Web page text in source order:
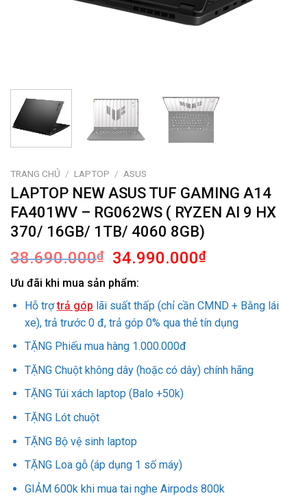
TRANG CHỦ / LAPTOP / ASUS
LAPTOP NEW ASUS TUF GAMING A14
FA401WV – RG062WS ( RYZEN AI 9 HX
370/ 16GB/ 1TB/ 4060 8GB)
38.690.000₫
Giá
gốc
là:
38.690.000₫.
34.990.000₫Giá
là:
34.990.000₫.
Ưu đãi khi mua sản phẩm:
Hỗ trợtrả góp lãi suất thấp (chỉ cần CMND + Bằng lái
xe), trả trước 0 đ, trả góp 0% qua thẻ tín dụng
TẶNG Phiếu mua hàng 1.000.000đ
TẶNG Chuột không dây (hoặc có dây) chính hãng
TẶNG Túi xách laptop (Balo +50k)
TẶNG Lót chuột
TẶNG Bộ vệ sinh laptop
TẶNG Loa gỗ (áp dụng 1 số máy)
GIẢM 600k khi mua tai nghe Airpods 800k